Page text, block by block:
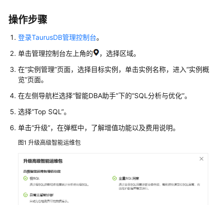
费
说
快
速
门
核
介
绍
用
操作步骤
登录TaurusDB管理控制台。
单击管理控制台左上角的
，选择区域。
在“实例管理”页面，选择目标实例，单击实例名称，进入“实例概
览”页面。
在左侧导航栏选择“智能DBA助手”下的“SQL分析与优化”。
选择“Top SQL”。
单击“升级”，在弹框中，了解增值功能以及费用说明。
图1 升级高级智能运维包